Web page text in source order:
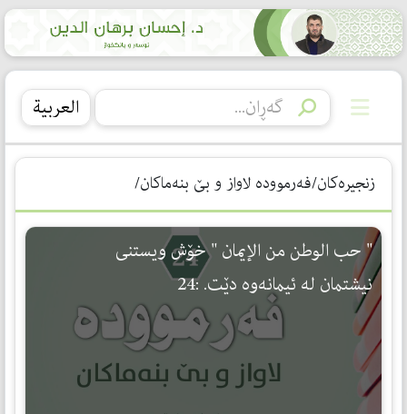
العربیة
زنجیرەکان/فه‌رمووده‌ لاواز و بێ بنه‌ماكان/
" حب الوطن من الإيمان " خۆش ويستنى
نيشتمان له‌ ئيمانه‌وه‌ دێت. :24